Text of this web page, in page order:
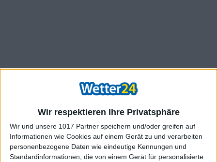
Wir respektieren Ihre Privatsphäre
Wir und unsere 1017 Partner speichern und/oder greifen auf
Informationen wie Cookies auf einem Gerät zu und verarbeiten
personenbezogene Daten wie eindeutige Kennungen und
Standardinformationen, die von einem Gerät für personalisierte